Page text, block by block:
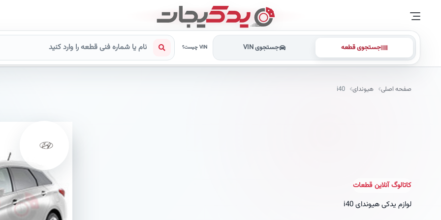
جستجوی قطعه جستجوی VIN VIN چیست؟
صفحه اصلی هیوندای i40
کاتالوگ آنلاین قطعات
لوازم یدکی هیوندایi40